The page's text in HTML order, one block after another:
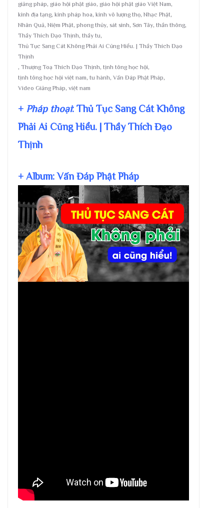
giảng pháp, giáo hội phật giáo, giáo hội phật giáo Việt Nam,
kinh địa tạng, kinh pháp hoa, kinh vô lượng thọ, Nhạc Phật,
Nhân Quả, Niệm Phật, phong thủy, sát sinh, Sơn Tây, thần thông,
Thầy Thích Đạo Thịnh, thầy tu,
Thủ Tục Sang Cát Không Phải Ai Cũng Hiểu. | Thầy Thích Đạo
Thịnh
, Thượng Toạ Thích Đạo Thịnh, tịnh tông học hội,
tịnh tông học hội việt nam, tu hành, Vấn Đáp Phật Pháp,
Video Giảng Pháp, việt nam
+ Pháp thoại: Thủ Tục Sang Cát Không
Phải Ai Cũng Hiểu. | Thầy Thích Đạo
Thịnh
+ Album: Vấn Đáp Phật Pháp